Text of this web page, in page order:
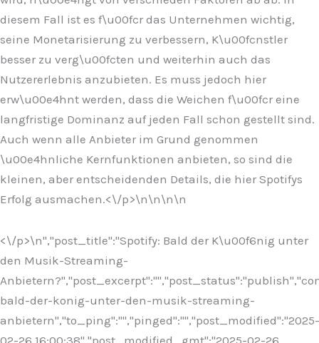
diesem Fall ist es f\u00fcr das Unternehmen wichtig,
seine Monetarisierung zu verbessern, K\u00fcnstler
besser zu verg\u00fcten und weiterhin auch das
Nutzererlebnis anzubieten. Es muss jedoch hier
erw\u00e4hnt werden, dass die Weichen f\u00fcr eine
langfristige Dominanz auf jeden Fall schon gestellt sind.
Auch wenn alle Anbieter im Grund genommen
\u00e4hnliche Kernfunktionen anbieten, so sind die
kleinen, aber entscheidenden Details, die hier Spotifys
Erfolg ausmachen.<\/p>\n\n\n\n
<\/p>\n","post_title":"Spotify: Bald der K\u00f6nig unter
den Musik-Streaming-
bald-der-konig-unter-den-musik-streaming-
anbietern","to_ping":"","pinged":"","post_modified":"2025-
02-26 16:00:38","post_modified_gmt":"2025-02-26